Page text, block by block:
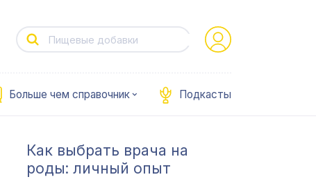
Больше чем справочник Подкасты
Как выбрать врача на
роды: личный опыт